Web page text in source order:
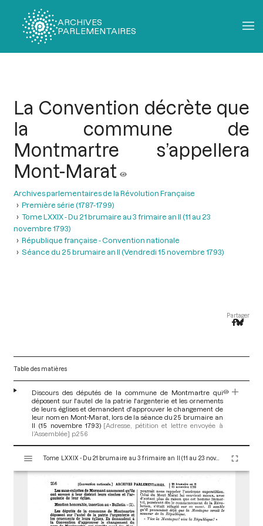
ARCHIVES
PARLEMENTAIRES
La Convention décrète que
la commune de
Montmartre s’appellera
Mont-Marat
Archives parlementaires de la Révolution Française
Première série (1787-1799)
Tome LXXIX - Du 21 brumaire au 3 frimaire an II (11 au 23
novembre 1793)
République française - Convention nationale
Séance du 25 brumaire an II (Vendredi 15 novembre 1793)
Partager
Table des matières
Discours des députés de la commune de Montmartre qui
déposent sur l'autel de la patrie l'argenterie et les ornements
de leurs églises et demandent d'approuver le changement de
leur nom en Mont-Marat, lors de la séance du 25 brumaire an
II (15 novembre 1793) [Adresse, pétition et lettre envoyée à
l’Assemblée] p.256
s
Tome LXXIX - Du 21 brumaire au 3 frimaire an II (11 au 23 novembre 1793)